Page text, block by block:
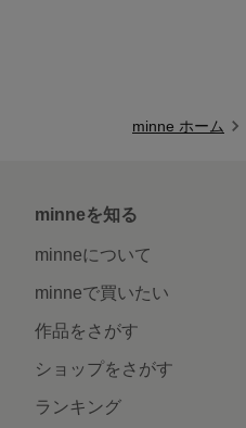
minne ホーム
minneを知る
minneについて
minneで買いたい
作品をさがす
ショップをさがす
ランキング